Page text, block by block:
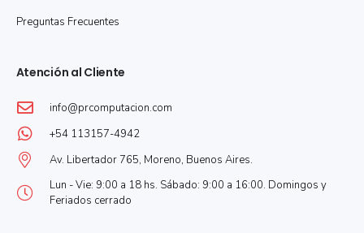
Preguntas Frecuentes
Atención al Cliente
info@prcomputacion.com
+54 113157-4942
Av. Libertador 765, Moreno, Buenos Aires.
Lun - Vie: 9:00 a 18 hs. Sábado: 9:00 a 16:00. Domingos y
Feriados cerrado